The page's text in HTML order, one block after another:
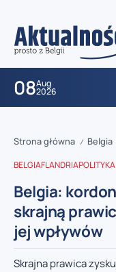
08Aug
2026
Strona główna / Belgia
BELGIAFLANDRIAPOLITYKA
Belgia:
skrajną
jej wpływów
Skrajna prawica